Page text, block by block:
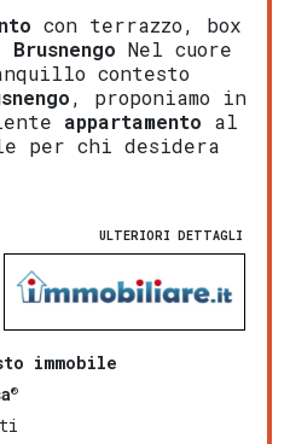
con terrazzo, box
Brusnengo Nel cuore
contesto
, proponiamo in
appartamento al
per chi desidera
ULTERIORI DETTAGLI
immobile
®